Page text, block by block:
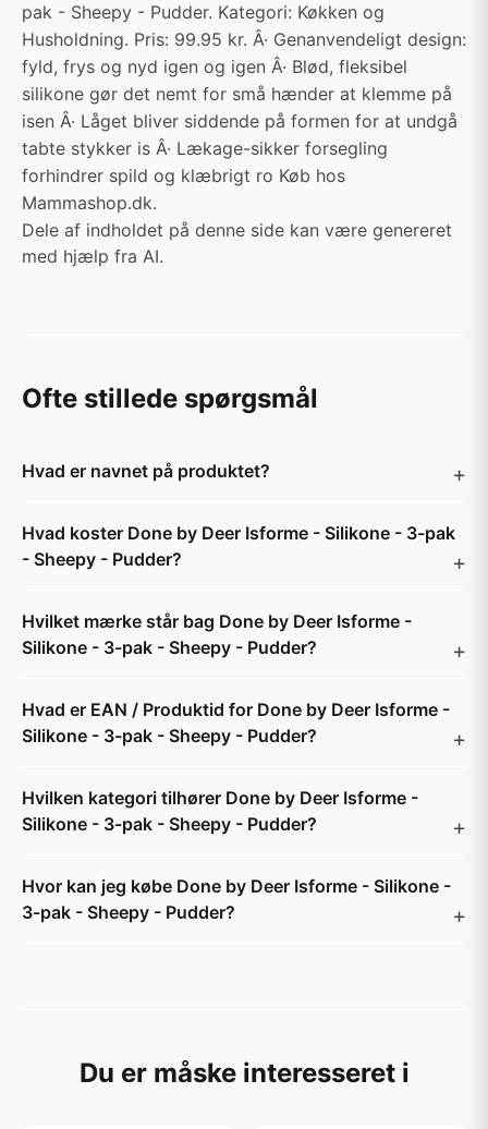
pak - Sheepy - Pudder. Kategori: Køkken og
Husholdning. Pris: 99.95 kr. Â· Genanvendeligt design:
fyld, frys og nyd igen og igen Â· Blød, fleksibel
silikone gør det nemt for små hænder at klemme på
isen Â· Låget bliver siddende på formen for at undgå
tabte stykker is Â· Lækage-sikker forsegling
forhindrer spild og klæbrigt ro Køb hos
Mammashop.dk.
Dele af indholdet på denne side kan være genereret
med hjælp fra AI.
Ofte stillede spørgsmål
Hvad er navnet på produktet?
Hvad koster Done by Deer Isforme - Silikone - 3-pak
- Sheepy - Pudder?
Hvilket mærke står bag Done by Deer Isforme -
Silikone - 3-pak - Sheepy - Pudder?
Hvad er EAN / Produktid for Done by Deer Isforme -
Silikone - 3-pak - Sheepy - Pudder?
Hvilken kategori tilhører Done by Deer Isforme -
Silikone - 3-pak - Sheepy - Pudder?
Hvor kan jeg købe Done by Deer Isforme - Silikone -
3-pak - Sheepy - Pudder?
Du er måske interesseret i